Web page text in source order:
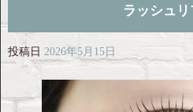
ラッシュ
投稿日 2026年5月15日